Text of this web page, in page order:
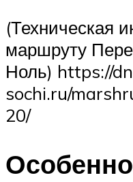
(Техническая
маршруту
Ноль) https://
sochi.ru/
20/